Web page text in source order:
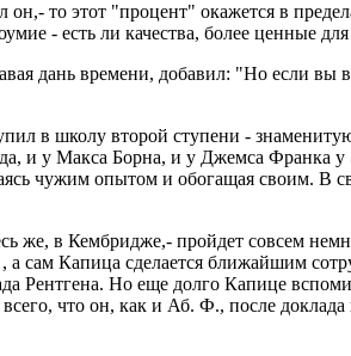
то этот "процент" окажется в
- есть ли качества, более ценные
дань времени, добавил: "Но если вы
в школу второй ступени -
и у Макса Борна, и у Джемса Франка
чужим опытом и обогащая своим. В
же, в Кембридже,- пройдет совсем
, а сам Капица сделается ближайшим
Рентгена. Но еще долго Капице
что он, как и Аб. Ф., после